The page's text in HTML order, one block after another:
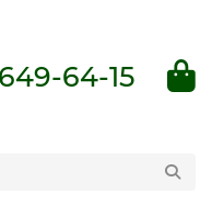
64-15